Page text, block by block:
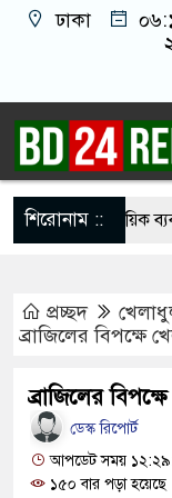
ঢাকা
শিরোনাম ::
অমায়িক ব্যবহার
বিএনপি নেতা
২ লাখ টাকা
প্রচ্ছদ
ব্রাজিলের বিপক্ষে
ব্রাজিলের
ডেস্ক রিপোর্ট
আপডেট সময়
১৫০ বার পড়া হয়েছে